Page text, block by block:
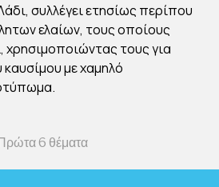
συλλέγει ετησίως περίπου
ελαίων, τους οποίους
χρησιμοποιώντας τους για
με χαμηλό
6 θέματα